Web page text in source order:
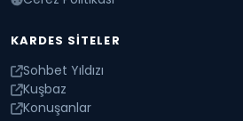
KARDES SITELER
Sohbet Yıldızı
Kuşbaz
Konuşanlar